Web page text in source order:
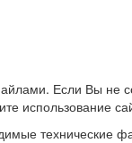
Если Вы не
использование
технические